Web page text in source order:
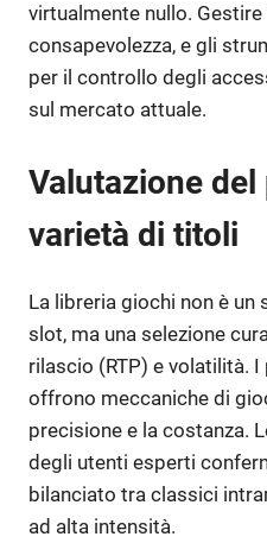
virtualmente nullo.
consapevolezza, e gli
per il controllo degli
sul mercato attuale.
Valutazione
varietà di titoli
La libreria giochi non è
slot, ma una selezione
rilascio (RTP) e volatilità.
offrono meccaniche di
precisione e la costanza.
degli utenti esperti
bilanciato tra classici
ad alta intensità.